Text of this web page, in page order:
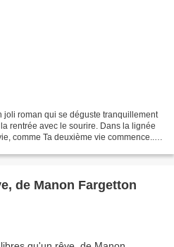
joli roman qui se déguste tranquillement
rentrée avec le sourire. Dans la lignée
comme Ta deuxième vie commence...,
de Manon Fargetton